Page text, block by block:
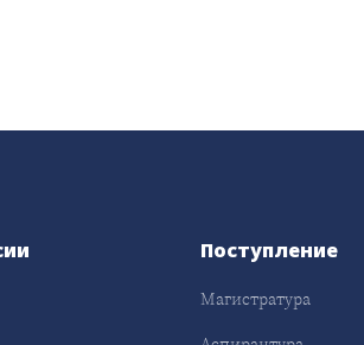
Поступление
Магистратура